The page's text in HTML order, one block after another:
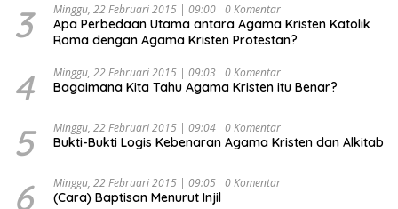
3 Minggu, 22 Februari 2015 | 09:00 0 Komentar
Apa Perbedaan Utama antara Agama Kristen Katolik
Roma dengan Agama Kristen Protestan?
4 Minggu, 22 Februari 2015 | 09:03 0 Komentar
Bagaimana Kita Tahu Agama Kristen itu Benar?
5 Minggu, 22 Februari 2015 | 09:04 0 Komentar
Bukti-Bukti Logis Kebenaran Agama Kristen dan Alkitab
6 Minggu, 22 Februari 2015 | 09:05 0 Komentar
(Cara) Baptisan Menurut Injil